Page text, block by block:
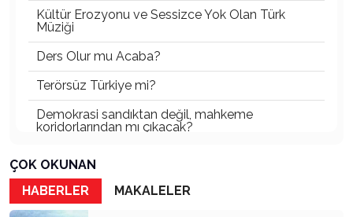
Kültür Erozyonu ve Sessizce Yok Olan Türk
Müziği
Ders Olur mu Acaba?
Terörsüz Türkiye mi?
Demokrasi sandıktan değil, mahkeme
koridorlarından mı çıkacak?
Gazetecinin kaderi!..
Turizmde Herşey Dahil Sistemi tartışılmalı
ÇOK OKUNAN
HABERLER
MAKALELER